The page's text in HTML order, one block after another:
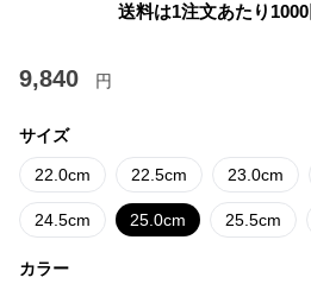
送料は1注文あたり 1000
9,840 円
サイズ
22.0cm 22.5cm 23.0cm
24.5cm 25.0cm 25.5cm
カラー